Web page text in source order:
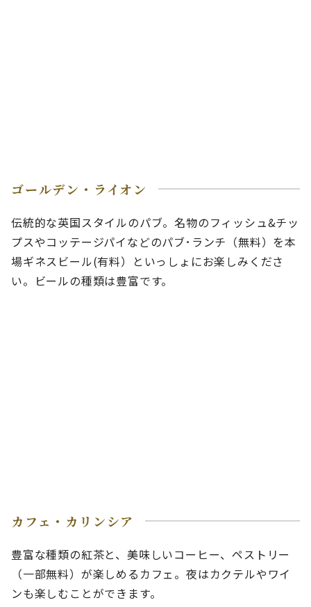
ゴールデン・ライオン
伝統的な英国スタイルのパブ。名物のフィッシュ&チッ
プスやコッテージパイなどのパブ･ランチ（無料）を本
場ギネスビール(有料）といっしょにお楽しみくださ
い。ビールの種類は豊富です。
カフェ・カリンシア
豊富な種類の紅茶と、美味しいコーヒー、ペストリー
（一部無料）が楽しめるカフェ。夜はカクテルやワイ
ンも楽しむことができます。